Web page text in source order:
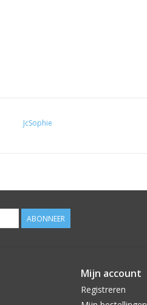
JcSophie
ABONNEER
Mijn account
Registreren